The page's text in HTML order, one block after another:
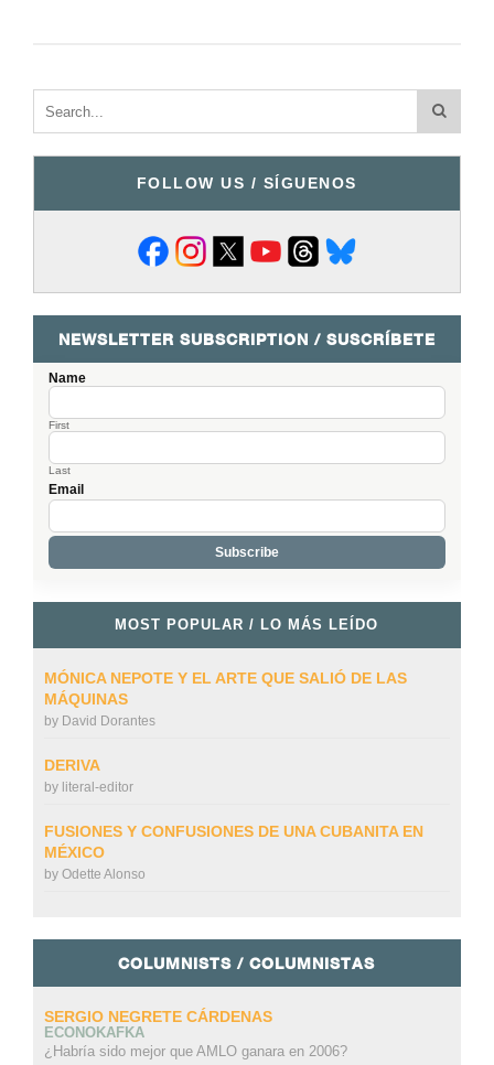
FOLLOW US / SÍGUENOS
NEWSLETTER SUBSCRIPTION / SUSCRÍBETE
Name
First
Last
Email
MOST POPULAR / LO MÁS LEÍDO
MÓNICA NEPOTE Y EL ARTE QUE SALIÓ DE LAS
MÁQUINAS
by David Dorantes
DERIVA
by literal-editor
FUSIONES Y CONFUSIONES DE UNA CUBANITA EN
MÉXICO
by Odette Alonso
COLUMNISTS / COLUMNISTAS
SERGIO NEGRETE CÁRDENAS
ECONOKAFKA
¿Habría sido mejor que AMLO ganara en 2006?